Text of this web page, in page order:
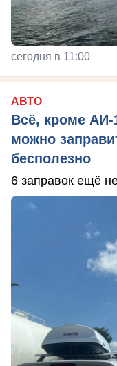
сегодня в 11:00
АВТО
Всё, кроме АИ-
можно
бесполезно
6 заправок ещё